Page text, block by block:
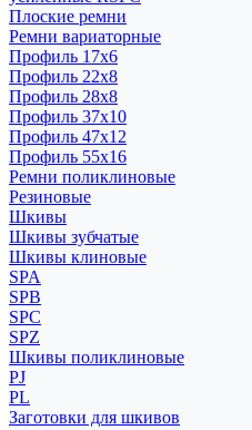
Плоские ремни
Ремни вариаторные
Профиль 17x6
Профиль 22x8
Профиль 28x8
Профиль 37x10
Профиль 47x12
Профиль 55x16
Ремни поликлиновые
Резиновые
Шкивы
Шкивы зубчатые
Шкивы клиновые
SPA
SPB
SPC
SPZ
Шкивы поликлиновые
PJ
PL
Заготовки для шкивов